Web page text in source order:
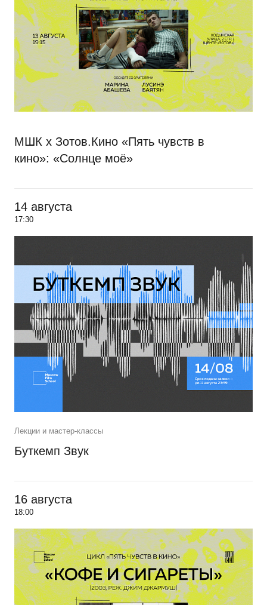
МШК х Зотов.Кино «Пять чувств в
кино»: «Солнце моё»
14 августа
17:30
Лекции и мастер-классы
Буткемп Звук
16 августа
18:00